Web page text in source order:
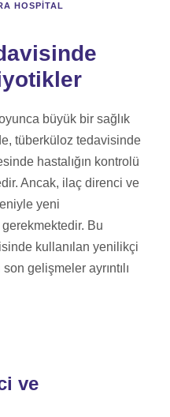
HOSPITAL
büyük bir sağlık
tüberküloz tedavisinde
hastalığın kontrolü
Ancak, ilaç direnci ve
yeni
Bu
kullanılan yenilikçi
gelişmeler ayrıntılı
ve